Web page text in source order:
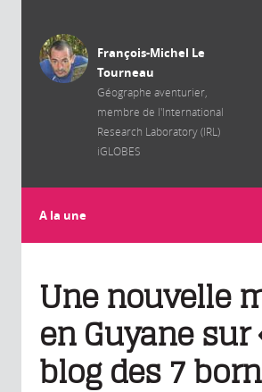
François-Michel Le
Tourneau
Géographe aventurier,
membre de l'International
Research Laboratory (IRL)
iGLOBES
A la une
Une nouvelle
en Guyane sur
blog des 7